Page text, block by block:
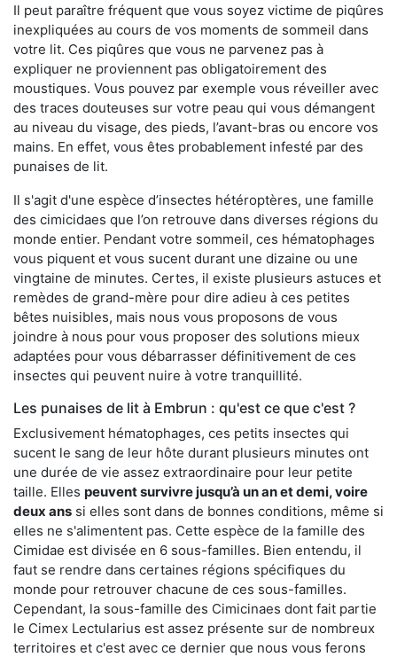
Il peut paraître fréquent que vous soyez victime de piqûres
inexpliquées au cours de vos moments de sommeil dans
votre lit. Ces piqûres que vous ne parvenez pas à
expliquer ne proviennent pas obligatoirement des
moustiques. Vous pouvez par exemple vous réveiller avec
des traces douteuses sur votre peau qui vous démangent
au niveau du visage, des pieds, l’avant-bras ou encore vos
mains. En effet, vous êtes probablement infesté par des
punaises de lit.
Il s'agit d'une espèce d’insectes hétéroptères, une famille
des cimicidaes que l’on retrouve dans diverses régions du
monde entier. Pendant votre sommeil, ces hématophages
vous piquent et vous sucent durant une dizaine ou une
vingtaine de minutes. Certes, il existe plusieurs astuces et
remèdes de grand-mère pour dire adieu à ces petites
bêtes nuisibles, mais nous vous proposons de vous
joindre à nous pour vous proposer des solutions mieux
adaptées pour vous débarrasser définitivement de ces
insectes qui peuvent nuire à votre tranquillité.
Les punaises de lit à Embrun : qu'est ce que c'est ?
Exclusivement hématophages, ces petits insectes qui
sucent le sang de leur hôte durant plusieurs minutes ont
une durée de vie assez extraordinaire pour leur petite
taille. Elles peuvent survivre jusqu’à un an et demi, voire
deux ans si elles sont dans de bonnes conditions, même si
elles ne s'alimentent pas. Cette espèce de la famille des
Cimidae est divisée en 6 sous-familles. Bien entendu, il
faut se rendre dans certaines régions spécifiques du
monde pour retrouver chacune de ces sous-familles.
Cependant, la sous-famille des Cimicinaes dont fait partie
le Cimex Lectularius est assez présente sur de nombreux
territoires et c'est avec ce dernier que nous vous ferons